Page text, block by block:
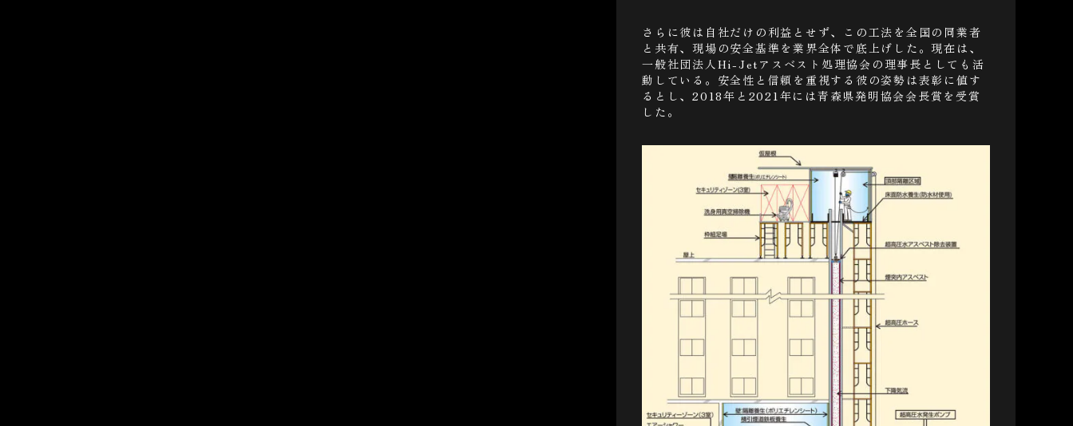
さらに彼は自社だけの利益とせず、この工法を全国の同業者
と共有、現場の安全基準を業界全体で底上げした。現在は、
一般社団法人Hi-Jetアスベスト処理協会の理事長としても活
動している。安全性と信頼を重視する彼の姿勢は表彰に値す
るとし、2018年と2021年には青森県発明協会会長賞を受賞
した。